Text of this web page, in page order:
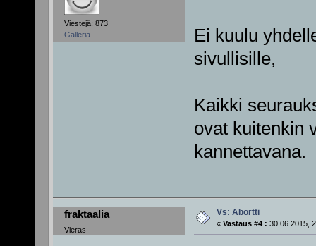
Viestejä: 873
Galleria
Ei kuulu
sivullisille,
Kaikki
ovat kuitenkin
kannettavana.
fraktaalia
Vieras
Vs: Abortti
« Vastaus #4 : 30.06.2015,